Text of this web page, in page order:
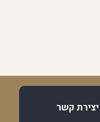
יצירת קשר